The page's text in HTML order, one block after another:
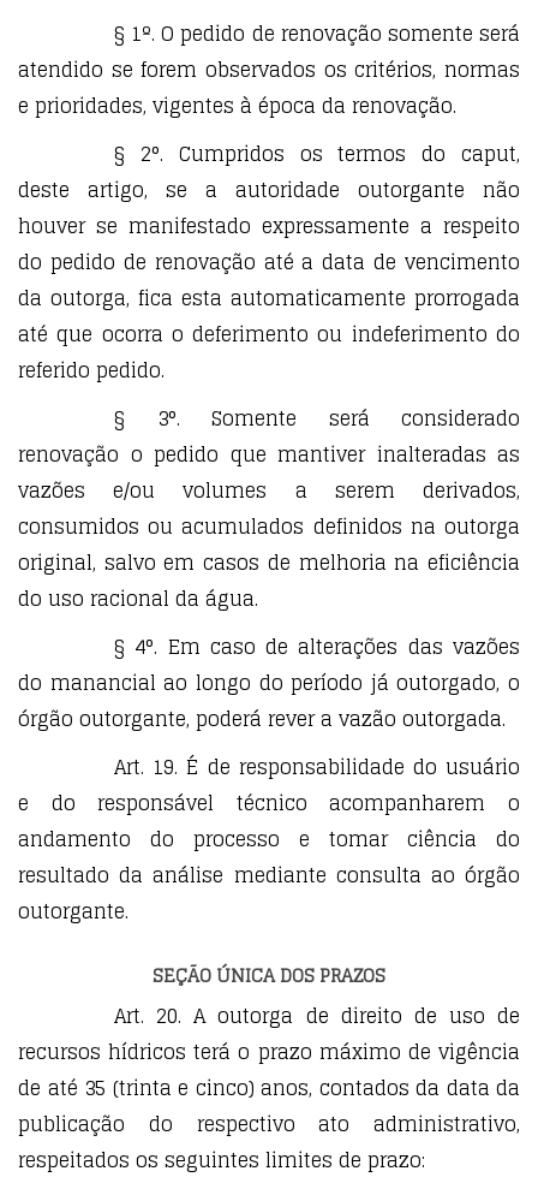
§ 1º. O pedido de renovação somente será
atendido se forem observados os critérios, normas
e prioridades, vigentes à época da renovação.
§ 2°. Cumpridos os termos do caput,
deste artigo, se a autoridade outorgante não
houver se manifestado expressamente a respeito
do pedido de renovação até a data de vencimento
da outorga, fica esta automaticamente prorrogada
até que ocorra o deferimento ou indeferimento do
referido pedido.
§ 3°. Somente será considerado
renovação o pedido que mantiver inalteradas as
vazões e/ou volumes a serem derivados,
consumidos ou acumulados definidos na outorga
original, salvo em casos de melhoria na eficiência
do uso racional da água.
§ 4°. Em caso de alterações das vazões
do manancial ao longo do período já outorgado, o
órgão outorgante, poderá rever a vazão outorgada.
Art. 19. É de responsabilidade do usuário
e do responsável técnico acompanharem o
andamento do processo e tomar ciência do
resultado da análise mediante consulta ao órgão
outorgante.
SEÇÃO ÚNICA DOS PRAZOS
Art. 20. A outorga de direito de uso de
recursos hídricos terá o prazo máximo de vigência
de até 35 (trinta e cinco) anos, contados da data da
publicação do respectivo ato administrativo,
respeitados os seguintes limites de prazo: